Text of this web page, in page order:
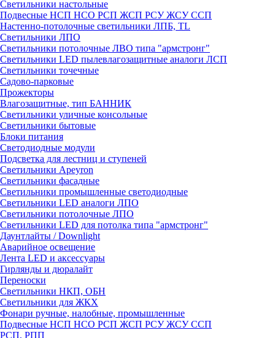
Светильники настольные
Подвесные НСП НСО РСП ЖСП РСУ ЖСУ ССП
Настенно-потолочные светильники ЛПБ, TL
Светильники ЛПО
Светильники потолочные ЛВО типа "армстронг"
Светильники LED пылевлагозащитные аналоги ЛСП
Светильники точечные
Садово-парковые
Прожекторы
Влагозащитные, тип БАННИК
Светильники уличные консольные
Светильники бытовые
Блоки питания
Светодиодные модули
Подсветка для лестниц и ступеней
Светильники Apeyron
Светильники фасадные
Светильники промышленные светодиодные
Светильники LED аналоги ЛПО
Светильники потолочные ЛПО
Светильники LED для потолка типа "армстронг"
Даунтлайты / Downlight
Аварийное освещение
Лента LED и аксессуары
Гирлянды и дюралайт
Переноски
Светильники НКП, ОБН
Светильники для ЖКХ
Фонари ручные, налобные, промышленные
Подвесные НСП НСО РСП ЖСП РСУ ЖСУ ССП
РСП, РПП